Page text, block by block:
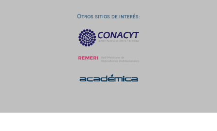
Otros sitios de interés: